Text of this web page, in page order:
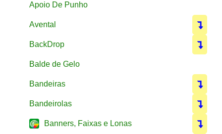
Apoio De Punho
Avental
BackDrop
Balde de Gelo
Bandeiras
Bandeirolas
Banners, Faixas e Lonas